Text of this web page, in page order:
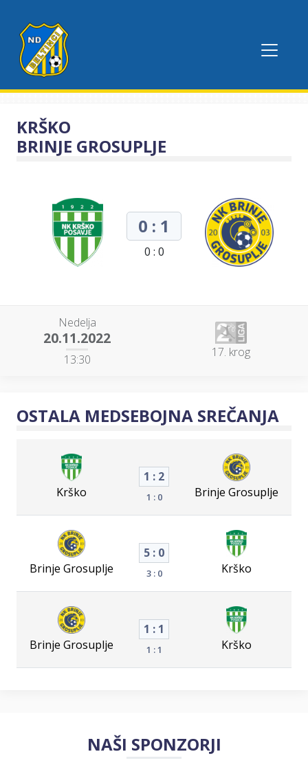
KRŠKO
BRINJE GROSUPLJE
0 : 1
0 : 0
Nedelja
20.11.2022
13:30 17. krog
OSTALA MEDSEBOJNA SREČANJA
Krško
1 : 2
1 : 0 Brinje Grosuplje
Brinje Grosuplje
5 : 0
3 : 0 Krško
Brinje Grosuplje
1 : 1
1 : 1 Krško
NAŠI SPONZORJI